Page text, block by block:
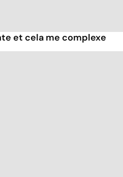
et cela me complexe